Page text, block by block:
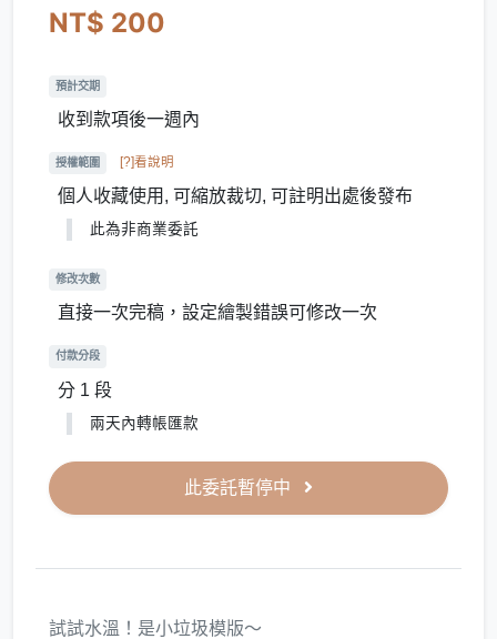
NT$ 200
預計交期
收到款項後一週內
授權範圍 [?]看說明
個人收藏使用, 可縮放裁切, 可註明出處後發布
此為非商業委託
修改次數
直接一次完稿，設定繪製錯誤可修改一次
付款分段
分 1 段
兩天內轉帳匯款
此委託暫停中
試試水溫！是小垃圾模版～